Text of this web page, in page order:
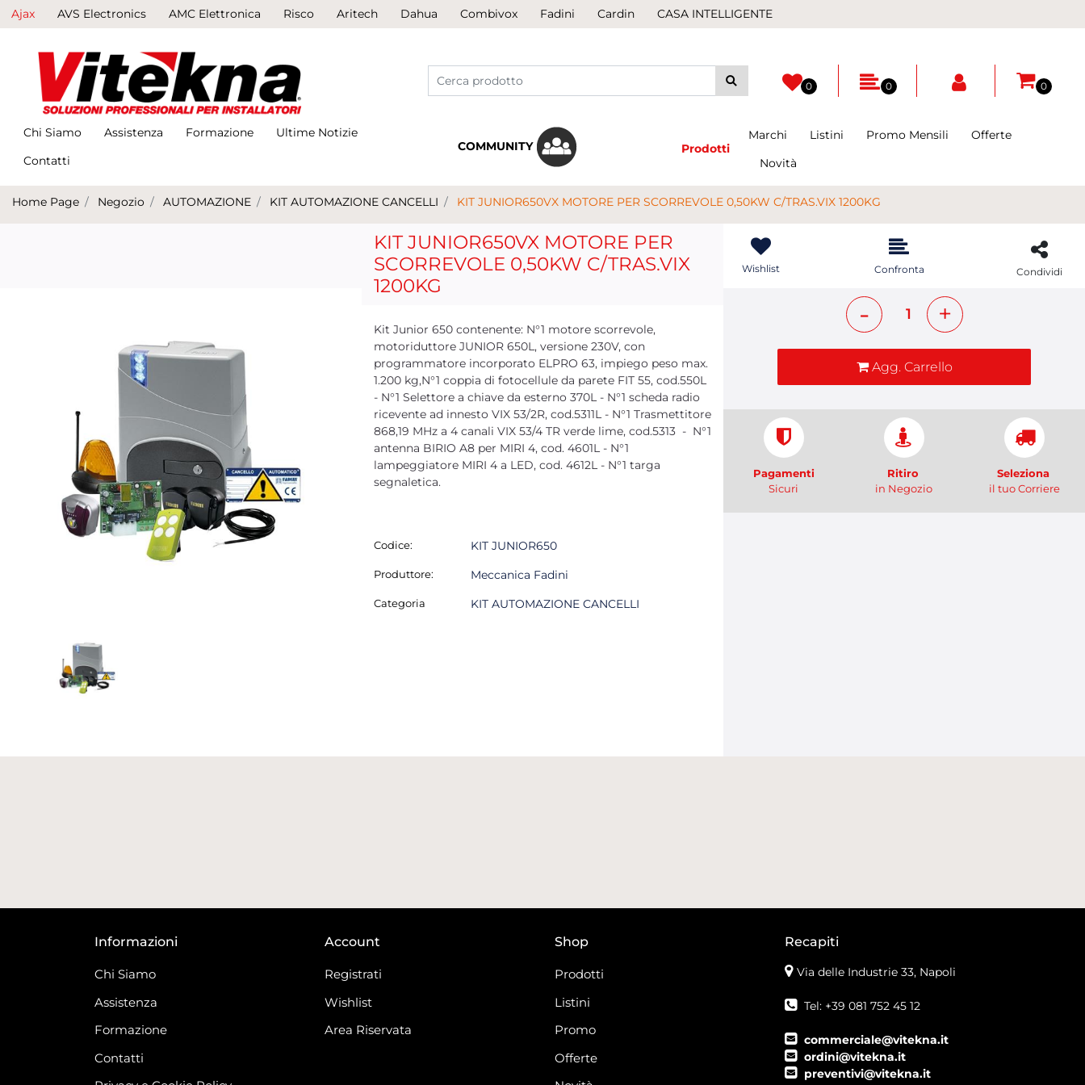
Ajax AVS Electronics AMC Elettronica Risco Aritech Dahua Combivox Fadini Cardin CASA INTELLIGENTE
0 0 0
Chi Siamo Assistenza Formazione
Ultime Notizie
Contatti
COMMUNITY Prodotti
Marchi Listini Promo Mensili
Offerte
Novità
Home Page Negozio AUTOMAZIONE KIT AUTOMAZIONE CANCELLI KIT JUNIOR650VX MOTORE PER SCORREVOLE 0,50KW C/TRAS.VIX 1200KG
KIT JUNIOR650VX MOTORE PER
SCORREVOLE 0,50KW C/TRAS.VIX
1200KG
Kit Junior 650 contenente: N°1 motore scorrevole,
motoriduttore JUNIOR 650L, versione 230V, con
programmatore incorporato ELPRO 63, impiego peso max.
1.200 kg,N°1 coppia di fotocellule da parete FIT 55, cod.550L
- N°1 Selettore a chiave da esterno 370L - N°1 scheda radio
ricevente ad innesto VIX 53/2R, cod.5311L - N°1 Trasmettitore
868,19 MHz a 4 canali VIX 53/4 TR verde lime, cod.5313 - N°1
antenna BIRIO A8 per MIRI 4, cod. 4601L - N°1
lampeggiatore MIRI 4 a LED, cod. 4612L - N°1 targa
segnaletica.
Codice: KIT JUNIOR650
Produttore: Meccanica Fadini
Categoria KIT AUTOMAZIONE CANCELLI
Wishlist Confronta Condividi
Agg. Carrello
Pagamenti
Sicuri
Ritiro
in Negozio
Seleziona
il tuo Corriere
Informazioni
Chi Siamo
Assistenza
Formazione
Contatti
Account
Registrati
Wishlist
Area Riservata
Shop
Prodotti
Listini
Promo
Offerte
Recapiti
Via delle Industrie 33, Napoli
Tel: +39 081 752 45 12
commerciale@vitekna.it
ordini@vitekna.it
preventivi@vitekna.it